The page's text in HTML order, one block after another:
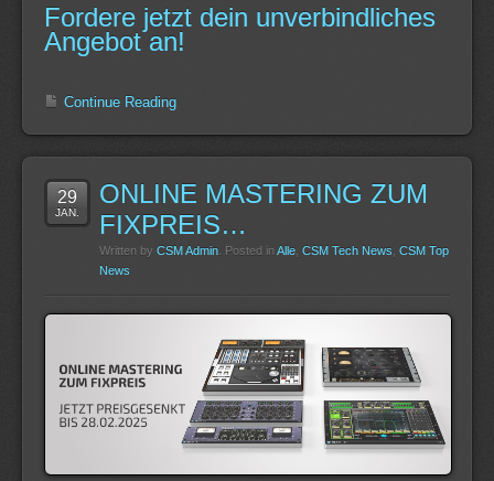
Fordere jetzt dein unverbindliches
Angebot an!
Continue Reading
29
JAN.
ONLINE MASTERING ZUM
FIXPREIS…
Written by CSM Admin . Posted in Alle CSM Tech News CSM Top
News